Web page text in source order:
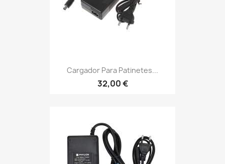
Cargador Para Patinetes...
32,00 €